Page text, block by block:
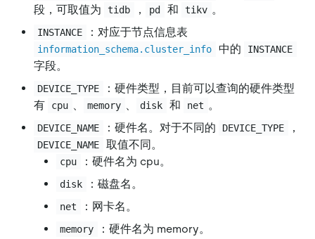
段，可取值为
tidb ， pd 和 tikv 。
INSTANCE ：对应于节点信息表
information_schema.cluster_info 中的 INSTANCE
字段。
DEVICE_TYPE
：硬件类型，目前可以查询的硬件类型
有
cpu 、 memory 、 disk 和 net 。
DEVICE_NAME ：硬件名。对于不同的 DEVICE_TYPE ，
DEVICE_NAME 取值不同。
cpu ：硬件名为 cpu。
disk ：磁盘名。
net ：网卡名。
memory ：硬件名为 memory。